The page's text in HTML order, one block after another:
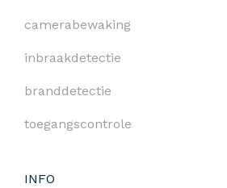
camerabewaking
inbraakdetectie
branddetectie
toegangscontrole
INFO